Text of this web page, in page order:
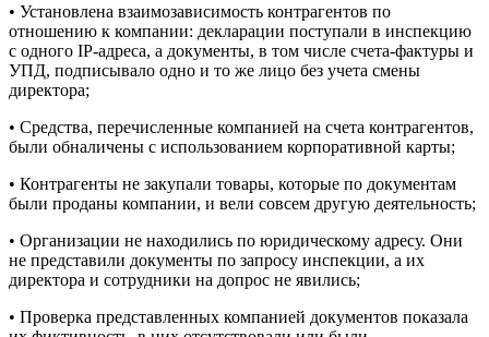
• Установлена взаимозависимость контрагентов по
отношению к компании: декларации поступали в инспекцию
с одного IP-адреса, а документы, в том числе счета-фактуры и
УПД, подписывало одно и то же лицо без учета смены
директора;
• Средства, перечисленные компанией на счета контрагентов,
были обналичены с использованием корпоративной карты;
• Контрагенты не закупали товары, которые по документам
были проданы компании, и вели совсем другую деятельность;
• Организации не находились по юридическому адресу. Они
не представили документы по запросу инспекции, а их
директора и сотрудники на допрос не явились;
• Проверка представленных компанией документов показала